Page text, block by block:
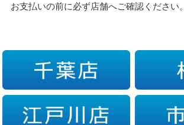
お支払いの前に必ず店舗へご確認ください。